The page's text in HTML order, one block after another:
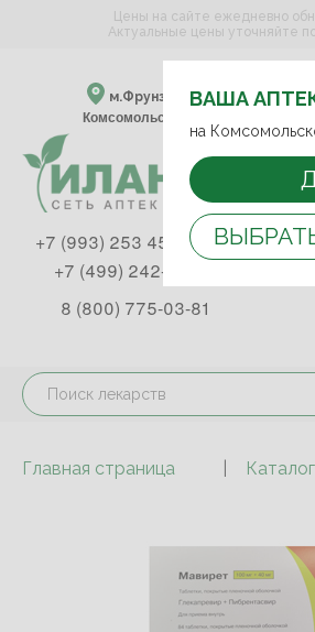
м.Фрунзенская
Комсомольский пр-т, д. 47
ВАША
на
Цены на сайте ежедневно
Актуальные цены уточняйте
+7 (993) 253 45 93
+7 (499) 242-90-85
8 (800) 775-03-81
Главная страница Каталог